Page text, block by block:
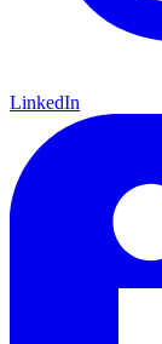
LinkedIn